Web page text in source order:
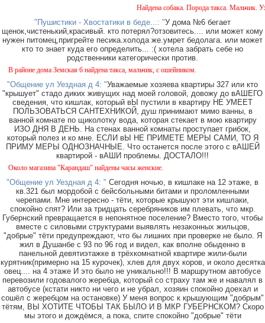
Найдена собака. Порода такса. Мальчик.
"Пушистики - Хвостатики в беде...: "У дома №6 бегает
щенок,чистенький,красивый. кто потерял?отзовитесь.... или может кому
нужен питомец,пригрейте песика.холода же.умрет бедолага. или может
кто то знает куда его определить... :( хотела забрать себе но
родственники категорически против.
дома Земская 6 найдена такса, мальчик, с ошейником.
"Общение ул Уездная д 4: "Уважаемые хозяева квартиры 327 или кто
"крышует" стадо диких живущих над моей головой, довожу до вАШЕГО
сведения, что кишлак, который вЫ пустили в квартиру НЕ УМЕЕТ
ПОЛЬЗОВАТЬСЯ САНТЕХНИКОЙ, душ принимают мимо ванны, в
ванной комнате по щиколотку вода, которая стекает в мою квартиру
ИЗО ДНЯ В ДЕНЬ. На стенах ванной комнаты проступает грибок,
который полез и ко мне. ЕСЛИ вЫ НЕ ПРИМЕТЕ МЕРЫ САМИ, ТО Я
ПРИМУ МЕРЫ ОДНОЗНАЧНЫЕ. Что останется после этого с вАШЕЙ
квартирой - вАШИ проблемы. ДОСТАЛО!!!
магазина "Карандаш" найдены часы женские.
"Общение ул Уездная д 4: " Сегодня ночью, в кишлаке на 12 этаже, в
кв.321 был мордобой с бейсбольными битами и проломленными
черепами. Мне интересно - тёти, которые крышуют эти кишлаки,
спокойно спят? Или за тридцать серебряников им плевать, что мкр.
Губернский превращается в непонятное поселение? Вместо того, чтобы
вместе с силовыми структурами выявлять незаконных жильцов,
"добрые" тёти предупреждают, что бы лишних при проверке не было. Я
жил в Душанбе с 93 по 96 год и видел, как вполне обыденно в
панельной девятиэтажке в трёхкомнатной квартире жили-были
курятник(примерно на 15 курочек), хлев для двух коров, и около десятка
овец.... на 4 этаже И это было не уникально!!! В маршрутном автобусе
перевозили годовалого жеребца, который со страху там же и навалял в
автобусе (кстати никто ни чего и не убрал, хозяин спокойно доехал и
сошёл с жеребцом на остановке) У меня вопрос к крышующим "добрым"
тётям, ВЫ ХОТИТЕ ЧТОБЫ ТАК БЫЛО И В МКР ГУБЕРНСКОМ? Скоро
мы этого и дождёмся, а пока, спите спокойно "добрые" тёти